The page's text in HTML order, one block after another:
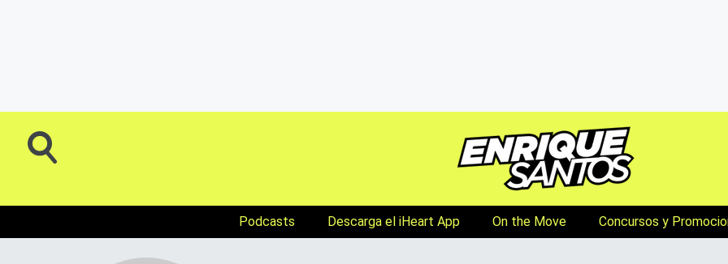
Podcasts Descarga el iHeart App On the Move Concursos y